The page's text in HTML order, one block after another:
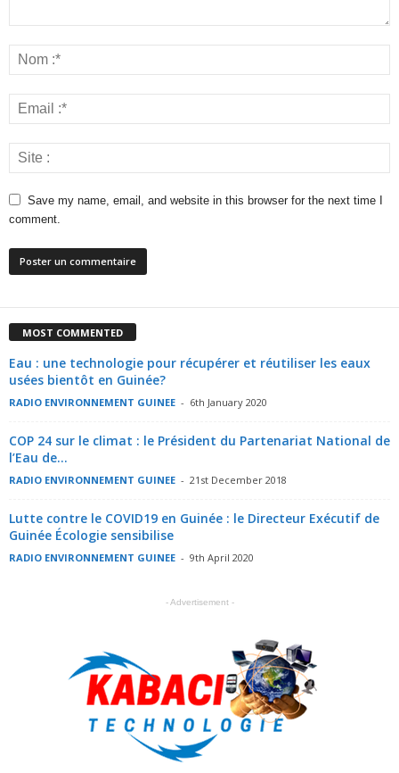
Save my name, email, and website in this browser for the next time I
comment.
MOST COMMENTED
Eau : une technologie pour récupérer et réutiliser les eaux
usées bientôt en Guinée?
RADIO ENVIRONNEMENT GUINEE - 6th January 2020
COP 24 sur le climat : le Président du Partenariat National de
l’Eau de...
RADIO ENVIRONNEMENT GUINEE - 21st December 2018
Lutte contre le COVID19 en Guinée : le Directeur Exécutif de
Guinée Écologie sensibilise
RADIO ENVIRONNEMENT GUINEE - 9th April 2020
- Advertisement -